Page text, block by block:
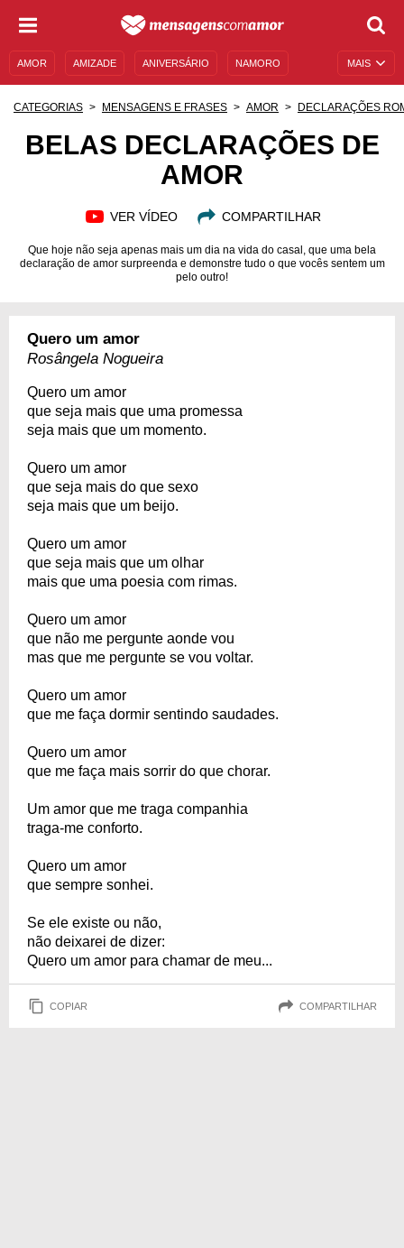
MAIS
AMOR AMIZADE ANIVERSÁRIO NAMORO
DESCULPAS
MENSAGENS DE ANIVERSÁRIO
CATEGORIAS MENSAGENS E FRASES AMOR DECLARAÇÕES
BELAS DECLARAÇÕES DE
AMOR
VER VÍDEO COMPARTILHAR
Que hoje não seja apenas mais um dia na vida do casal, que uma bela
declaração de amor surpreenda e demonstre tudo o que vocês sentem um
pelo outro!
Quero um amor
Rosângela Nogueira
Quero um amor
que seja mais que uma promessa
seja mais que um momento.
Quero um amor
que seja mais do que sexo
seja mais que um beijo.
Quero um amor
que seja mais que um olhar
mais que uma poesia com rimas.
Quero um amor
que não me pergunte aonde vou
mas que me pergunte se vou voltar.
Quero um amor
que me faça dormir sentindo saudades.
Quero um amor
que me faça mais sorrir do que chorar.
Um amor que me traga companhia
traga-me conforto.
Quero um amor
que sempre sonhei.
Se ele existe ou não,
não deixarei de dizer:
Quero um amor para chamar de meu...
COPIAR COMPARTILHAR